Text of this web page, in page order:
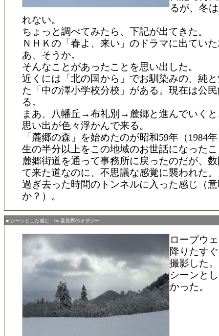
るが、冬
れない。
ちょっと調べてみたら、下記が出てきた。
ＮＨＫの「春よ、来い」のドラマに出てい
あ、そうか。
そんなことがあったことを思い出した。
近くには「北の国から」でお馴染みの、純
た「中の澤小学校分校」がある。現在は公
る。
まあ、八幡丘→布礼別→麓郷と進んでいく
思い出が色々浮かんで来る。
「麓郷の森」を始めたのが昭和59年（1984
生の半分以上をこの地域のお世話になった
麓郷街道を通って事務所に戻ったのだが、
て来た道なのに、不思議な感覚に襲われた。
過ぎ去った時間のトンネルに入った感じ（
か？）。
■ シーンとした感じ by 富良野のオダジー
ロープウ
降りたす
撮影した。
シーンと
かった。